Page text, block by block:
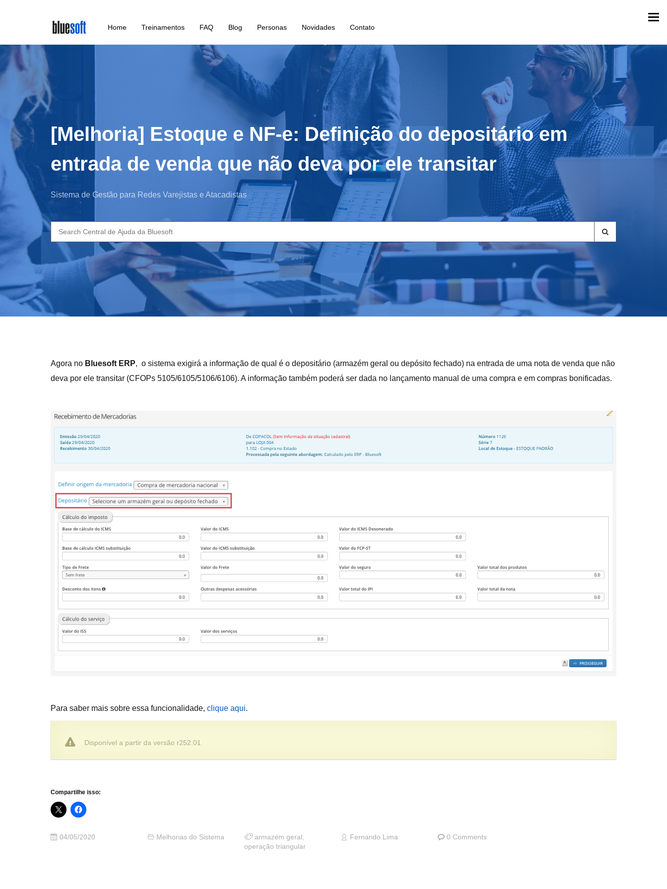
main
content
Home Treinamentos FAQ Blog Personas Novidades Contato
[Melhoria] Estoque e NF-e: Definição do depositário em
entrada de venda que não deva por ele transitar
Sistema de Gestão para Redes Varejistas e Atacadistas
Search
for:
Agora no Bluesoft ERP, o sistema exigirá a informação de qual é o depositário (armazém geral ou depósito fechado) na entrada de uma nota de venda que não
deva por ele transitar (CFOPs 5105/6105/5106/6106). A informação também poderá ser dada no lançamento manual de uma compra e em compras bonificadas.
Para saber mais sobre essa funcionalidade, clique aqui.
Disponível a partir da versão r252.01
Compartilhe isso:
04/05/2020 Melhorias do Sistema armazém geral ,
operação triangular
Fernando Lima 0 Comments